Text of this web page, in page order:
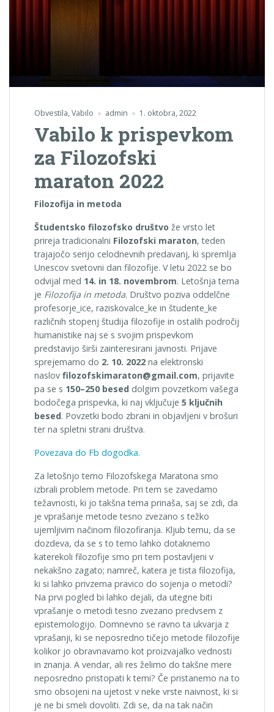
Obvestila,Vabilo admin 1. oktobra, 2022
Vabilo k prispevkom
za Filozofski
maraton 2022
Filozofija in metoda
Študentsko filozofsko društvo že vrsto let
prireja tradicionalni Filozofski maraton, teden
trajajočo serijo celodnevnih predavanj, ki spremlja
Unescov svetovni dan filozofije. V letu 2022 se bo
odvijal med 14. in 18. novembrom. Letošnja tema
je Filozofija in metoda. Društvo poziva oddelčne
profesorje_ice, raziskovalce_ke in študente_ke
različnih stopenj študija filozofije in ostalih področij
humanistike naj se s svojim prispevkom
predstavijo širši zainteresirani javnosti. Prijave
sprejemamo do 2. 10. 2022 na elektronski
naslov filozofskimaraton@gmail.com, prijavite
pa se s 150–250 besed dolgim povzetkom vašega
bodočega prispevka, ki naj vključuje 5 ključnih
besed. Povzetki bodo zbrani in objavljeni v brošuri
ter na spletni strani društva.
Povezava do Fb dogodka.
Za letošnjo temo Filozofskega Maratona smo
izbrali problem metode. Pri tem se zavedamo
težavnosti, ki jo takšna tema prinaša, saj se zdi, da
je vprašanje metode tesno zvezano s težko
ujemljivim načinom filozofiranja. Kljub temu, da se
dozdeva, da se s to temo lahko dotaknemo
katerekoli filozofije smo pri tem postavljeni v
nekakšno zagato; namreč, katera je tista filozofija,
ki si lahko privzema pravico do sojenja o metodi?
Na prvi pogled bi lahko dejali, da utegne biti
vprašanje o metodi tesno zvezano predvsem z
epistemologijo. Domnevno se ravno ta ukvarja z
vprašanji, ki se neposredno tičejo metode filozofije
kolikor jo obravnavamo kot proizvajalko vednosti
in znanja. A vendar, ali res želimo do takšne mere
neposredno pristopati k temi? Če pristanemo na to
smo obsojeni na ujetost v neke vrste naivnost, ki si
je ne bi smeli dovoliti. Zdi se, da na tak način